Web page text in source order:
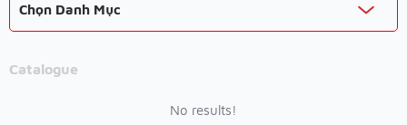
Chọn Danh Mục
Catalogue
No results!